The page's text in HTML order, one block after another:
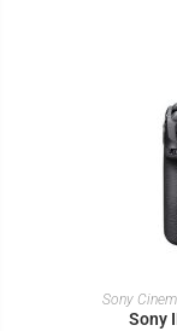
Sony
Sony